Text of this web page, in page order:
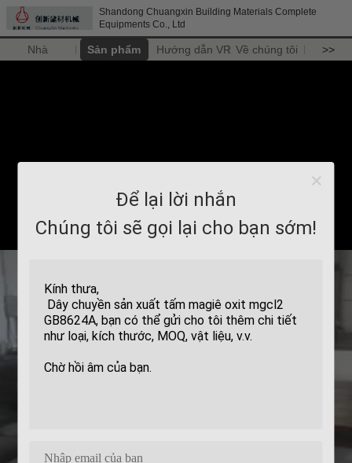
Shandong Chuangxin Building Materials Complete
Equipments Co., Ltd
Nhà Sản phẩm Hướng dẫn VR Về chúng tôi >>
Để lại lời nhắn
Chúng tôi sẽ gọi lại cho bạn sớm!